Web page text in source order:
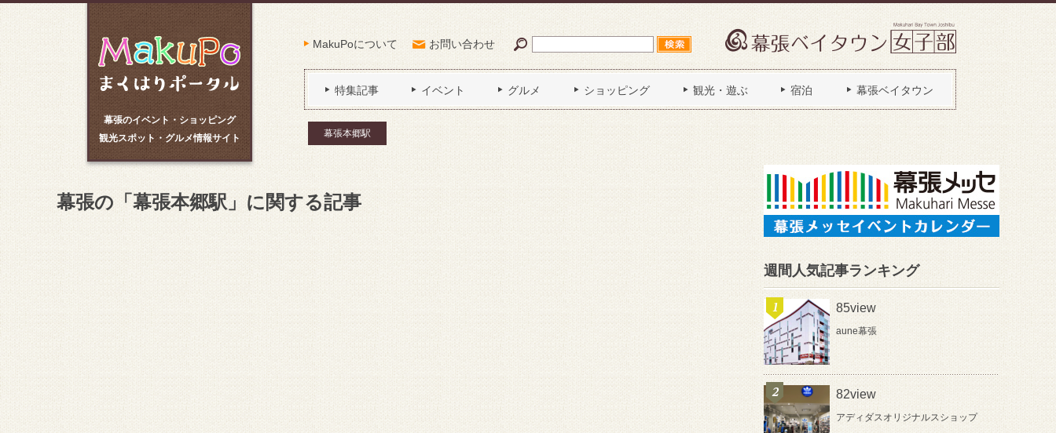
幕張のイベント・ショッピング
観光スポット・グルメ情報サイト
MakuPoについて お問い合わせ
特集記事 イベント グルメ ショッピング 観光・遊ぶ 宿泊 幕張ベイタウン
幕張本郷駅
幕張の「幕張本郷駅」に関する記事
週間人気記事ランキング
85view
aune幕張
82view
アディダスオリジナルスショップ